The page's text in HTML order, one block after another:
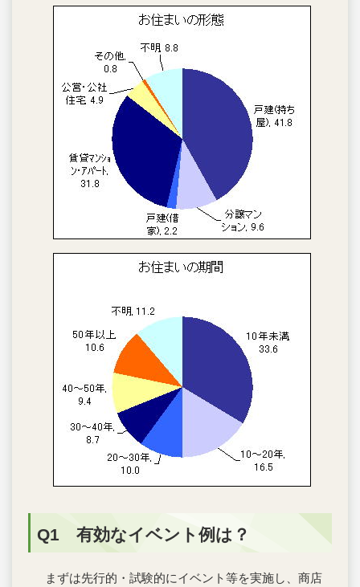
Q1 有効なイベント例は？
まずは先行的・試験的にイベント等を実施し、商店